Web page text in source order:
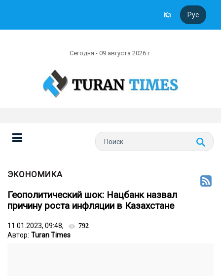
Қаз Рус
Сегодня - 09 августа 2026 г
ЭКОНОМИКА
Геополитический шок: Нацбанк назвал
причину роста инфляции в Казахстане
11.01.2023, 09:48, 792
Автор: Turan Times